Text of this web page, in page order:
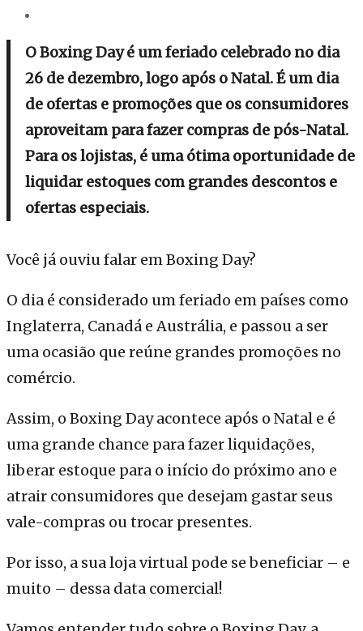
O Boxing Day é um feriado celebrado no dia
26 de dezembro, logo após o Natal. É um dia
de ofertas e promoções que os consumidores
aproveitam para fazer compras de pós-Natal.
Para os lojistas, é uma ótima oportunidade de
liquidar estoques com grandes descontos e
ofertas especiais.
Você já ouviu falar em Boxing Day?
O dia é considerado um feriado em países como
Inglaterra, Canadá e Austrália, e passou a ser
uma ocasião que reúne grandes promoções no
comércio.
Assim, o Boxing Day acontece após o Natal e é
uma grande chance para fazer liquidações,
liberar estoque para o início do próximo ano e
atrair consumidores que desejam gastar seus
vale-compras ou trocar presentes.
Por isso, a sua loja virtual pode se beneficiar – e
muito – dessa data comercial!